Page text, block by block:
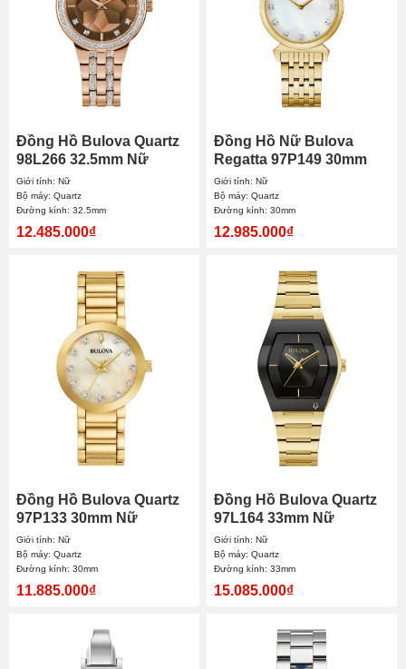
Đồng Hồ Bulova Quartz
98L266 32.5mm Nữ
Giới tính: Nữ
Bộ máy: Quartz
Đường kính: 32.5mm
12.485.000₫
Đồng Hồ Nữ Bulova
Regatta 97P149 30mm
Giới tính: Nữ
Bộ máy: Quartz
Đường kính: 30mm
12.985.000₫
Đồng Hồ Bulova Quartz
97P133 30mm Nữ
Giới tính: Nữ
Bộ máy: Quartz
Đường kính: 30mm
11.885.000₫
Đồng Hồ Bulova Quartz
97L164 33mm Nữ
Giới tính: Nữ
Bộ máy: Quartz
Đường kính: 33mm
15.085.000₫